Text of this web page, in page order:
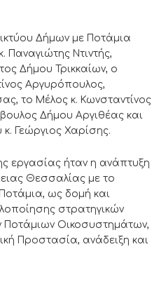
Δήμων με Ποτάμια
Παναγιώτης Ντιντής,
Δήμου Τρικκαίων, ο
Αργυρόπουλος,
το Μέλος κ. Κωνσταντίνος
Δήμου Αργιθέας και
κ. Γεώργιος Χαρίσης.
εργασίας ήταν η ανάπτυξη
Θεσσαλίας με το
ως δομή και
στρατηγικών
Ποτάμιων Οικοσυστημάτων,
Προστασία, ανάδειξη και